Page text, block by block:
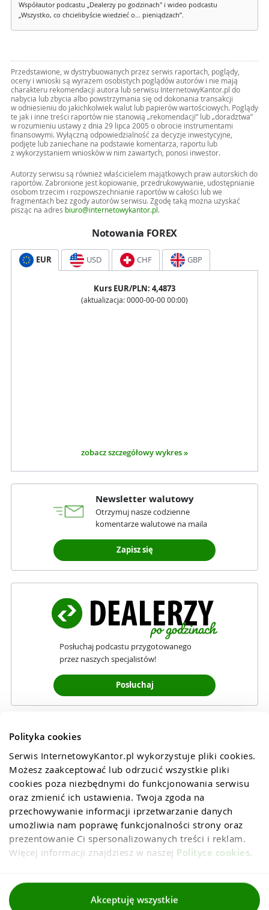
Polityka cookies
Serwis InternetowyKantor.pl wykorzystuje pliki cookies.
Możesz zaakceptować lub odrzucić wszystkie pliki
cookies poza niezbędnymi do funkcjonowania serwisu
oraz zmienić ich ustawienia. Twoja zgoda na
przechowywanie informacji iprzetwarzanie danych
umożliwia nam poprawę funkcjonalności strony oraz
prezentowanie Ci spersonalizowanych treści i reklam.
Więcej informacji znajdziesz w naszej Polityce cookies.
Akceptuję wszystkie
Współautor podcastu „Dealerzy po godzinach" i wideo podcastu
„Wszystko, co chcielibyście wiedzieć o... pieniądzach”.
Przedstawione, w dystrybuowanych przez serwis raportach, poglądy,
oceny i wnioski są wyrazem osobistych poglądów autorów i nie mają
charakteru rekomendacji autora lub serwisu InternetowyKantor.pl do
nabycia lub zbycia albo powstrzymania się od dokonania transakcji
w odniesieniu do jakichkolwiek walut lub papierów wartościowych. Poglądy
te jak i inne treści raportów nie stanowią „rekomendacji” lub „doradztwa”
w rozumieniu ustawy z dnia 29 lipca 2005 o obrocie instrumentami
finansowymi. Wyłączną odpowiedzialność za decyzje inwestycyjne,
podjęte lub zaniechane na podstawie komentarza, raportu lub
z wykorzystaniem wniosków w nim zawartych, ponosi inwestor.
Autorzy serwisu są również właścicielem majątkowych praw autorskich do
raportów. Zabronione jest kopiowanie, przedrukowywanie, udostępnianie
osobom trzecim i rozpowszechnianie raportów w całości lub we
fragmentach bez zgody autorów serwisu. Zgodę taką można uzyskać
pisząc na adres biuro@internetowykantor.pl .
Notowania FOREX
EUR USD CHF GBP
Kurs EUR/PLN: 4,4873
(aktualizacja: 0000-00-00 00:00)
zobacz szczegółowy wykres »
Newsletter walutowy
Otrzymuj nasze codzienne
komentarze walutowe na maila
Zapisz się
Posłuchaj podcastu przygotowanego
przez naszych specjalistów!
Posłuchaj
Regulaminy